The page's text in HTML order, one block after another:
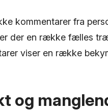
kommentarer fra
der en række fælles
viser en række
og